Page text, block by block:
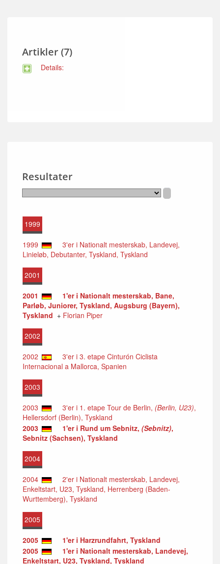
Artikler (7)
Details:
Resultater
1999
1999
3'er i Nationalt mesterskab, Landevej,
Linieløb, Debutanter, Tyskland, Tyskland
2001
2001
1'er i Nationalt mesterskab, Bane,
Parløb, Juniorer, Tyskland, Augsburg (Bayern),
Tyskland + Florian Piper
2002
2002
3'er i 3. etape Cinturón Ciclista
Internacional a Mallorca, Spanien
2003
2003 3'er i 1. etape Tour de Berlin, (Berlin, U23),
Hellersdorf (Berlin), Tyskland
2003
1'er i Rund um Sebnitz, (Sebnitz),
Sebnitz (Sachsen), Tyskland
2004
2004
2'er i Nationalt mesterskab, Landevej,
Enkeltstart, U23, Tyskland, Herrenberg (Baden-
Wurttemberg), Tyskland
2005
2005
1'er i Harzrundfahrt, Tyskland
2005
1'er i Nationalt mesterskab, Landevej,
Enkeltstart, U23, Tyskland, Tyskland